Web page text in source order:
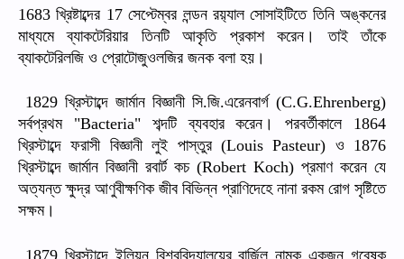
1683খ্রিষ্টাব্দের17সেপ্টেম্বর লন্ডন রয়‍্যাল সোসাইটিতে তিনি অঙ্কনের
মাধ্যমে
ব্যাকটেরিয়ার তিনটি আকৃতি প্রকাশ করেন। তাই
তাঁকে
ব্যাকটেরিলজি ও প্রোটোজুওলজির জনক বলা হয়।
1829 খ্রিস্টাব্দে জার্মান বিজ্ঞানী সি.জি.এরেনবার্গ (C.G.Ehrenberg)
সর্বপ্রথম"Bacteria" শব্দটি ব্যবহার করেন। পরবর্তীকালে1864
খ্রিস্টাব্দে ফরাসী বিজ্ঞানী লুই পাস্তুর(Louis Pasteur) ও 1876
খ্রিস্টাব্দে জার্মান বিজ্ঞানী রবার্ট কচ(Robert Koch) প্রমাণ করেন যে
অত্যন্ত ক্ষুদ্র আণুবীক্ষণিক জীব বিভিন্ন প্রাণিদেহে নানা রকম রোগ সৃষ্টিতে
সক্ষম।
1879 খ্রিস্টাব্দে ইলিয়ন বিশ্ববিদ্যালয়ের বার্জিল নামক একজন গবেষক